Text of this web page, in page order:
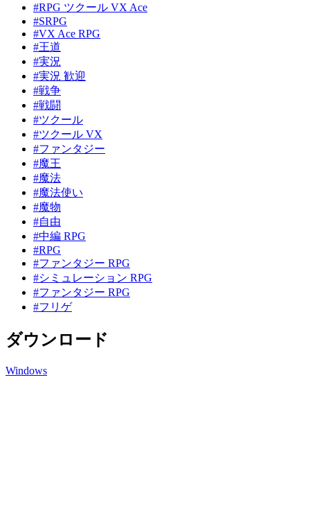
#RPG ツクール VX Ace
#SRPG
#VX Ace RPG
#王道
#実況
#実況 歓迎
#戦争
#戦闘
#ツクール
#ツクール VX
#ファンタジー
#魔王
#魔法
#魔法使い
#魔物
#自由
#中編 RPG
#RPG
#ファンタジー RPG
#シミュレーション RPG
#ファンタジー RPG
#フリゲ
ダウンロード
Windows